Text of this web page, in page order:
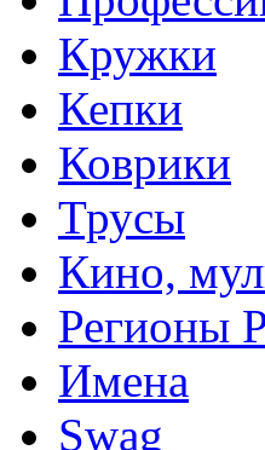
Кружки
Кепки
Коврики
Трусы
Кино,
Регионы
Имена
Swag